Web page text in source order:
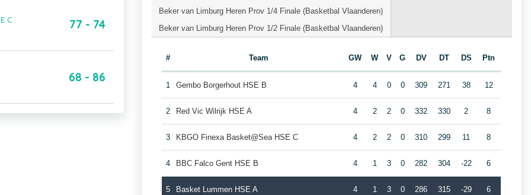
C 77 - 74
68 - 86
Beker van Limburg Heren Prov 1/4 Finale (Basketbal Vlaanderen)
Beker van Limburg Heren Prov 1/2 Finale (Basketbal Vlaanderen)
# Team GW W V G DV DT DS Ptn
1 Gembo Borgerhout HSE B 4 4 0 0 309 271 38 12
2 Red Vic Wilrijk HSE A 4 2 2 0 332 330 2 8
3 KBGO Finexa Basket@Sea HSE C 4 2 2 0 310 299 11 8
4 BBC Falco Gent HSE B 4 1 3 0 282 304 -22 6
5 Basket Lummen HSE A 4 1 3 0 286 315 -29 6